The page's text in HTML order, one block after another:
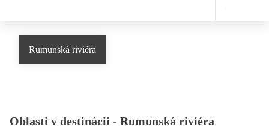
Rumunská riviéra
Oblasti v destinácii - Rumunská riviéra